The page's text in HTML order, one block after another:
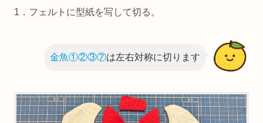
1．フェルトに型紙を写して切る。
金魚①②③⑦は左右対称に切ります